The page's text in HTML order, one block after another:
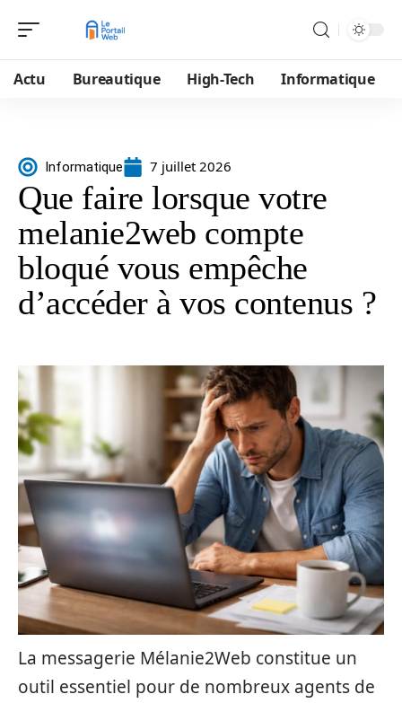
Actu Bureautique High-Tech Informatique
Informatique 7 juillet 2026
Que faire lorsque votre
melanie2web compte
bloqué vous empêche
d’accéder à vos contenus ?
La messagerie Mélanie2Web constitue un
outil essentiel pour de nombreux agents de